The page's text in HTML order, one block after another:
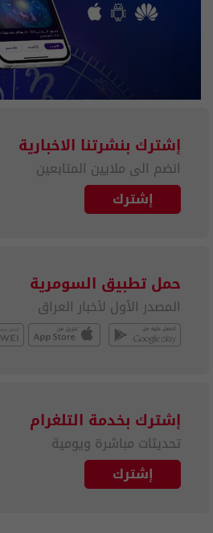
إشترك بنشرتنا الاخبارية
انضم الى ملايين المتابعين
إشترك
حمل تطبيق السومرية
المصدر الأول لأخبار العراق
إشترك بخدمة التلغرام
تحديثات مباشرة ويومية
إشترك